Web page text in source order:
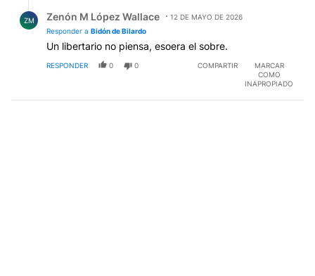
ZM Zenón M López Wallace
12 DE MAYO DE 2026
Responder a Bidón de Bilardo
Un libertario no piensa, esoera el sobre.
RESPONDER 0 0 COMPARTIR
MARCAR
COMO
INAPROPIADO